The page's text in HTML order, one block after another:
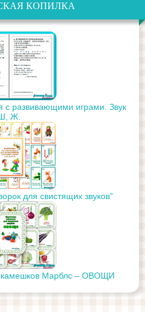
КОПИЛКА
с развивающими играми. Звук
Ж.
для свистящих звуков"
камешков Марблс – ОВОЩИ